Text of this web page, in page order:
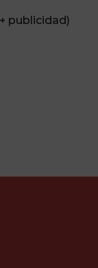
publicidad)